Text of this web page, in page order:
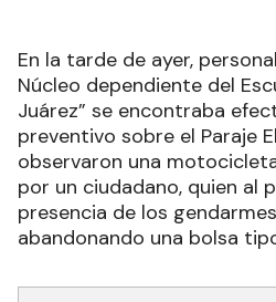
En la tarde de ayer,
Núcleo dependiente del
Juárez” se encontraba
preventivo sobre el Paraje
observaron una
por un ciudadano, quien al
presencia de los
abandonando una bolsa